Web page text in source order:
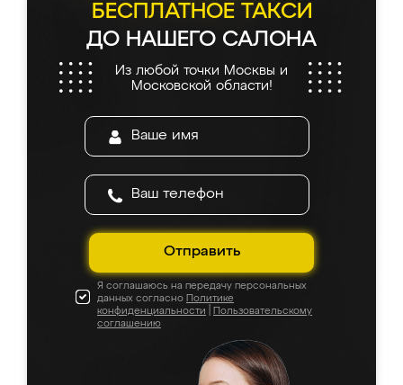
БЕСПЛАТНОЕ ТАКСИ
ДО НАШЕГО САЛОНА
Из любой точки Москвы и
Московской области!
Отправить
Я соглашаюсь на передачу персональных
данных согласно Политике
конфиденциальности
Пользовательскому
соглашению